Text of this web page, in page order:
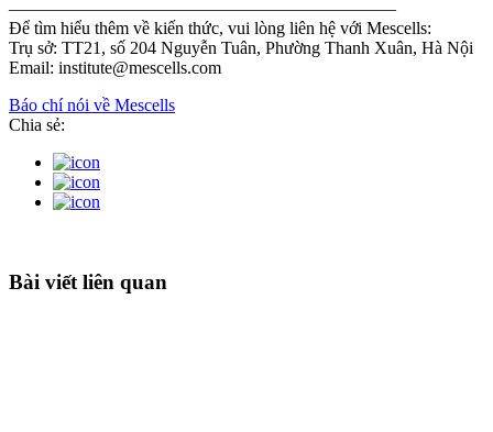
——————————————————————
Để tìm hiểu thêm về kiến thức, vui lòng liên hệ với Mescells:
Trụ sở: TT21, số 204 Nguyễn Tuân, Phường Thanh Xuân, Hà Nội
Email: institute@mescells.com
Báo chí nói về Mescells
Chia sẻ:
Bài viết liên quan